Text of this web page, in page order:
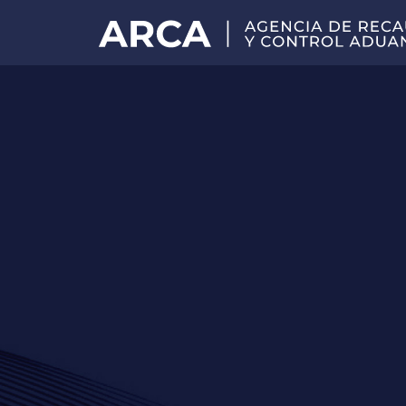
Portal
principal